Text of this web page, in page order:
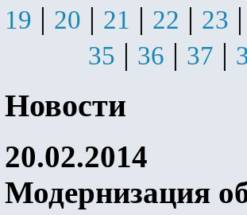
19 | 20 | 21 | 22 | 23 |
35 | 36 | 37 |
Новости
20.02.2014
Модернизация